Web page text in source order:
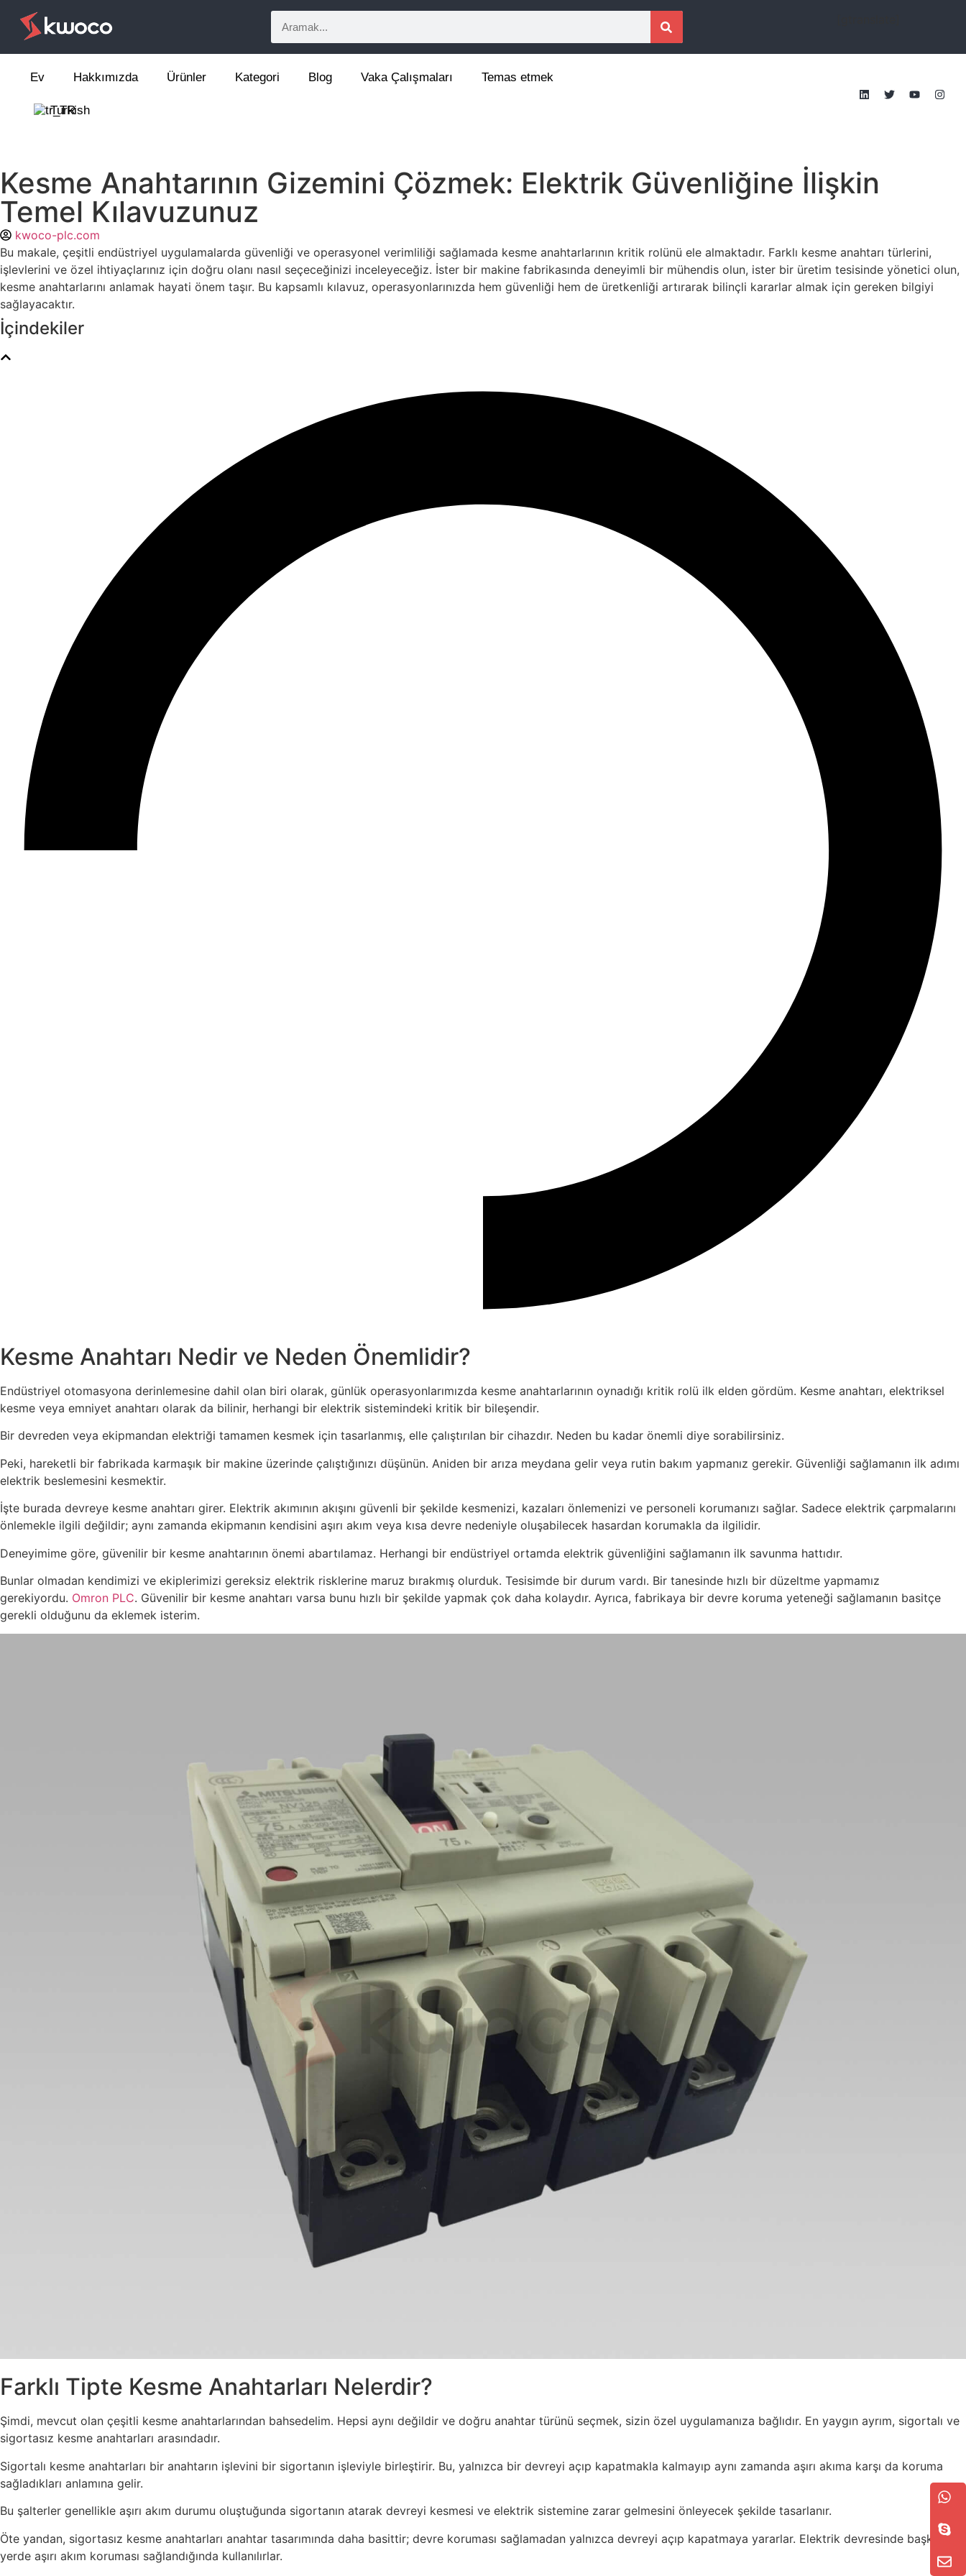
Ev Hakkımızda Ürünler Kategori Blog Vaka Çalışmaları Temas etmek
Turkish
Kesme Anahtarının Gizemini Çözmek: Elektrik Güvenliğine İlişkin
Temel Kılavuzunuz
kwoco-plc.com
Bu makale, çeşitli endüstriyel uygulamalarda güvenliği ve operasyonel verimliliği sağlamada kesme anahtarlarının kritik rolünü ele almaktadır. Farklı kesme anahtarı türlerini,
işlevlerini ve özel ihtiyaçlarınız için doğru olanı nasıl seçeceğinizi inceleyeceğiz. İster bir makine fabrikasında deneyimli bir mühendis olun, ister bir üretim tesisinde yönetici olun,
kesme anahtarlarını anlamak hayati önem taşır. Bu kapsamlı kılavuz, operasyonlarınızda hem güvenliği hem de üretkenliği artırarak bilinçli kararlar almak için gereken bilgiyi
sağlayacaktır.
İçindekiler
Kesme Anahtarı Nedir ve Neden Önemlidir?
Endüstriyel otomasyona derinlemesine dahil olan biri olarak, günlük operasyonlarımızda kesme anahtarlarının oynadığı kritik rolü ilk elden gördüm. Kesme anahtarı, elektriksel
kesme veya emniyet anahtarı olarak da bilinir, herhangi bir elektrik sistemindeki kritik bir bileşendir.
Bir devreden veya ekipmandan elektriği tamamen kesmek için tasarlanmış, elle çalıştırılan bir cihazdır. Neden bu kadar önemli diye sorabilirsiniz.
Peki, hareketli bir fabrikada karmaşık bir makine üzerinde çalıştığınızı düşünün. Aniden bir arıza meydana gelir veya rutin bakım yapmanız gerekir. Güvenliği sağlamanın ilk adımı
elektrik beslemesini kesmektir.
İşte burada devreye kesme anahtarı girer. Elektrik akımının akışını güvenli bir şekilde kesmenizi, kazaları önlemenizi ve personeli korumanızı sağlar. Sadece elektrik çarpmalarını
önlemekle ilgili değildir; aynı zamanda ekipmanın kendisini aşırı akım veya kısa devre nedeniyle oluşabilecek hasardan korumakla da ilgilidir.
Deneyimime göre, güvenilir bir kesme anahtarının önemi abartılamaz. Herhangi bir endüstriyel ortamda elektrik güvenliğini sağlamanın ilk savunma hattıdır.
Bunlar olmadan kendimizi ve ekiplerimizi gereksiz elektrik risklerine maruz bırakmış olurduk. Tesisimde bir durum vardı. Bir tanesinde hızlı bir düzeltme yapmamız
gerekiyordu. Omron PLC. Güvenilir bir kesme anahtarı varsa bunu hızlı bir şekilde yapmak çok daha kolaydır. Ayrıca, fabrikaya bir devre koruma yeteneği sağlamanın basitçe
gerekli olduğunu da eklemek isterim.
Farklı Tipte Kesme Anahtarları Nelerdir?
Şimdi, mevcut olan çeşitli kesme anahtarlarından bahsedelim. Hepsi aynı değildir ve doğru anahtar türünü seçmek, sizin özel uygulamanıza bağlıdır. En yaygın ayrım, sigortalı ve
sigortasız kesme anahtarları arasındadır.
Sigortalı kesme anahtarları bir anahtarın işlevini bir sigortanın işleviyle birleştirir. Bu, yalnızca bir devreyi açıp kapatmakla kalmayıp aynı zamanda aşırı akıma karşı da koruma
sağladıkları anlamına gelir.
Bu şalterler genellikle aşırı akım durumu oluştuğunda sigortanın atarak devreyi kesmesi ve elektrik sistemine zarar gelmesini önleyecek şekilde tasarlanır.
Öte yandan, sigortasız kesme anahtarları anahtar tasarımında daha basittir; devre koruması sağlamadan yalnızca devreyi açıp kapatmaya yararlar. Elektrik devresinde başka bir
yerde aşırı akım koruması sağlandığında kullanılırlar.